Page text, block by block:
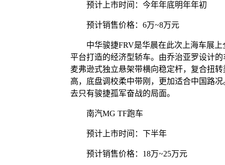
预计上市时间：今年年底明年年初
预计销售价格：6万~8万元
中华骏捷FRV是华晨在此次上海车展上
平台打造的经济型轿车。由乔治亚罗设计
麦弗逊式独立悬架带横向稳定杆，复合扭
高，底盘调校柔中带刚，更加适合中国路
去只有骏捷孤军奋战的局面。
南汽MG TF跑车
预计上市时间：下半年
预计销售价格：18万~25万元